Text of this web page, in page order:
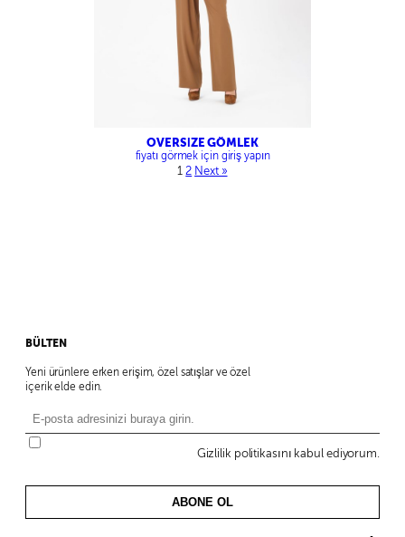
OVERSİZE GÖMLEK
fiyatı görmek için giriş yapın
1 2 Next »
BÜLTEN
Yeni ürünlere erken erişim, özel satışlar ve özel
içerik elde edin.
Gizlilik politikasını kabul ediyorum.
ABONE OL